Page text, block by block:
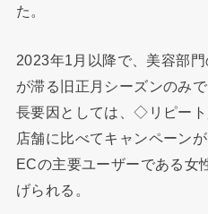
た。
2023年1月以降で、美容部
が滞る旧正月シーズンのみ
長要因としては、◇リピー
店舗に比べてキャンペーン
ECの主要ユーザーである女
げられる。